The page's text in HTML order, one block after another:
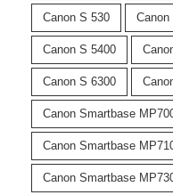
Canon S 530 Canon
Canon S 5400
Canon S 6300
Canon Smartbase
Canon Smartbase
Canon Smartbase